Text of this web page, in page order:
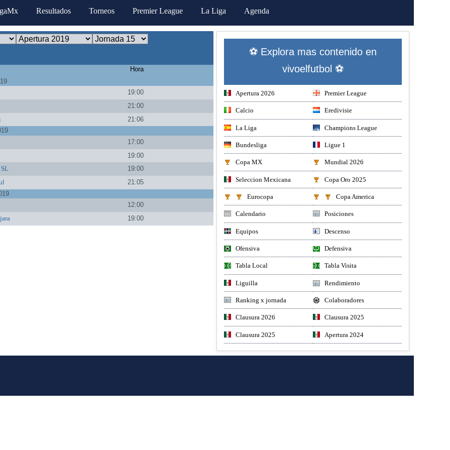
Resultados Torneos Premier League La Liga Agenda
Hora
19:00
21:00
21:06
17:00
19:00
19:00
21:05
12:00
19:00
⚽ Explora mas contenido en
vivoelfutbol ⚽
Apertura 2026 Premier League
Calcio Eredivisie
La Liga Champions League
Bundesliga Ligue 1
Copa MX Mundial 2026
Seleccion Mexicana Copa Oro 2025
Eurocopa Copa America
Calendario Posiciones
Equipos Descenso
Ofensiva Defensiva
Tabla Local Tabla Visita
Liguilla Rendimiento
Ranking x jornada Colaboradores
Clausura 2026 Clausura 2025
Clausura 2025 Apertura 2024